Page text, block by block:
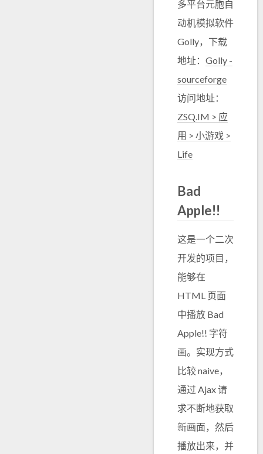
多平台元胞自
动机模拟软件
Golly，下载
地址： Golly -
sourceforge
访问地址：
ZSQ.IM > 应
用 > 小游戏 >
Life
Bad
Apple!!
这是一个二次
开发的项目，
能够在
HTML 页面
中播放 Bad
Apple!! 字符
画。实现方式
比较 naive，
通过 Ajax 请
求不断地获取
新画面，然后
播放出来，并